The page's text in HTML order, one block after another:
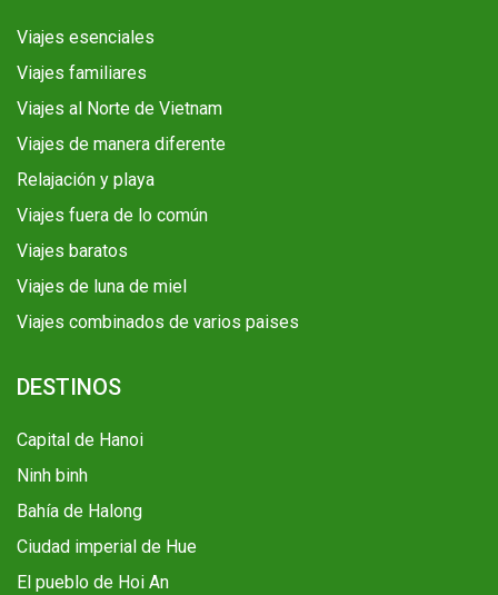
Viajes esenciales
Viajes familiares
Viajes al Norte de Vietnam
Viajes de manera diferente
Relajación y playa
Viajes fuera de lo común
Viajes baratos
Viajes de luna de miel
Viajes combinados de varios paises
DESTINOS
Capital de Hanoi
Ninh binh
Bahía de Halong
Ciudad imperial de Hue
El pueblo de Hoi An